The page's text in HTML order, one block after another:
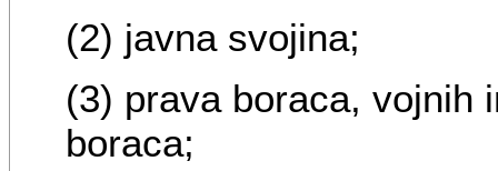
(2) javna svojina;
(3) prava boraca, vojnih
boraca;